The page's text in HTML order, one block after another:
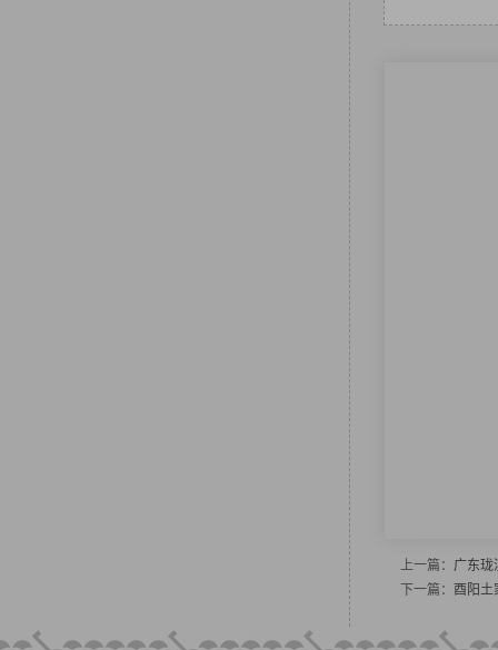
上一篇： 广东珑
下一篇： 酉阳土